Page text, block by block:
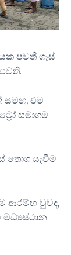
පවතී ගෑස්
සමඟ, එම
සමාගම
තොග යැවීම
ආරම්භ වුවද,